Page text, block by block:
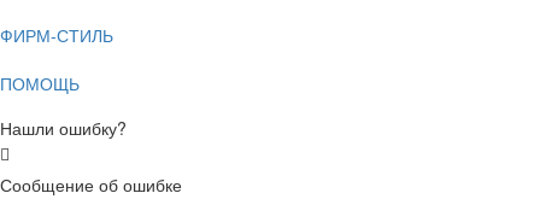
ФИРМ-СТИЛЬ
ПОМОЩЬ
Нашли ошибку?
Сообщение об ошибке